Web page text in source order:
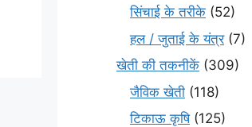
सिंचाई के तरीके (52)
हल / जुताई के यंत्र(7)
खेती की तकनीकें (309)
जैविक खेती (118)
टिकाऊ कृषि(125)